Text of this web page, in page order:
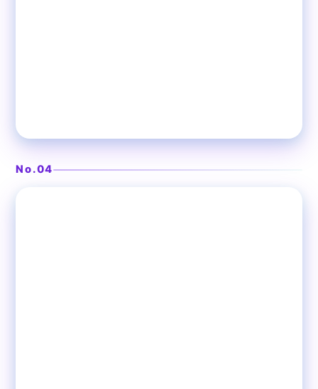
No.04
生演奏が響くモロッコ風の社交場
Robin Club